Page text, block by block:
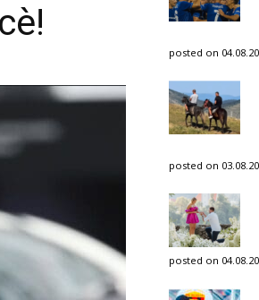
posted on
posted on
posted on